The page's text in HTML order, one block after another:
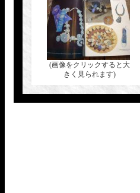
(画像をクリックすると大
きく見られます)